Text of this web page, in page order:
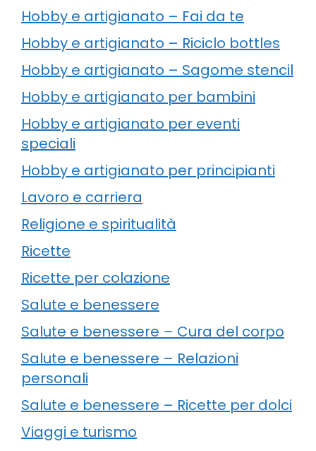
Hobby e artigianato – Fai da te
Hobby e artigianato – Riciclo bottles
Hobby e artigianato – Sagome stencil
Hobby e artigianato per bambini
Hobby e artigianato per eventi
speciali
Hobby e artigianato per principianti
Lavoro e carriera
Religione e spiritualità
Ricette
Ricette per colazione
Salute e benessere
Salute e benessere – Cura del corpo
Salute e benessere – Relazioni
personali
Salute e benessere – Ricette per dolci
Viaggi e turismo